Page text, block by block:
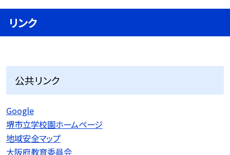
リンク
公共リンク
Google
堺市立学校園ホームページ
地域安全マップ
大阪府教育委員会